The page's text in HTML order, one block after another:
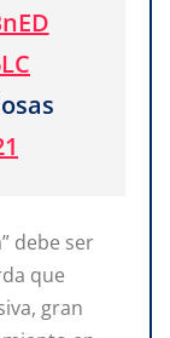
debe ser
que
gran